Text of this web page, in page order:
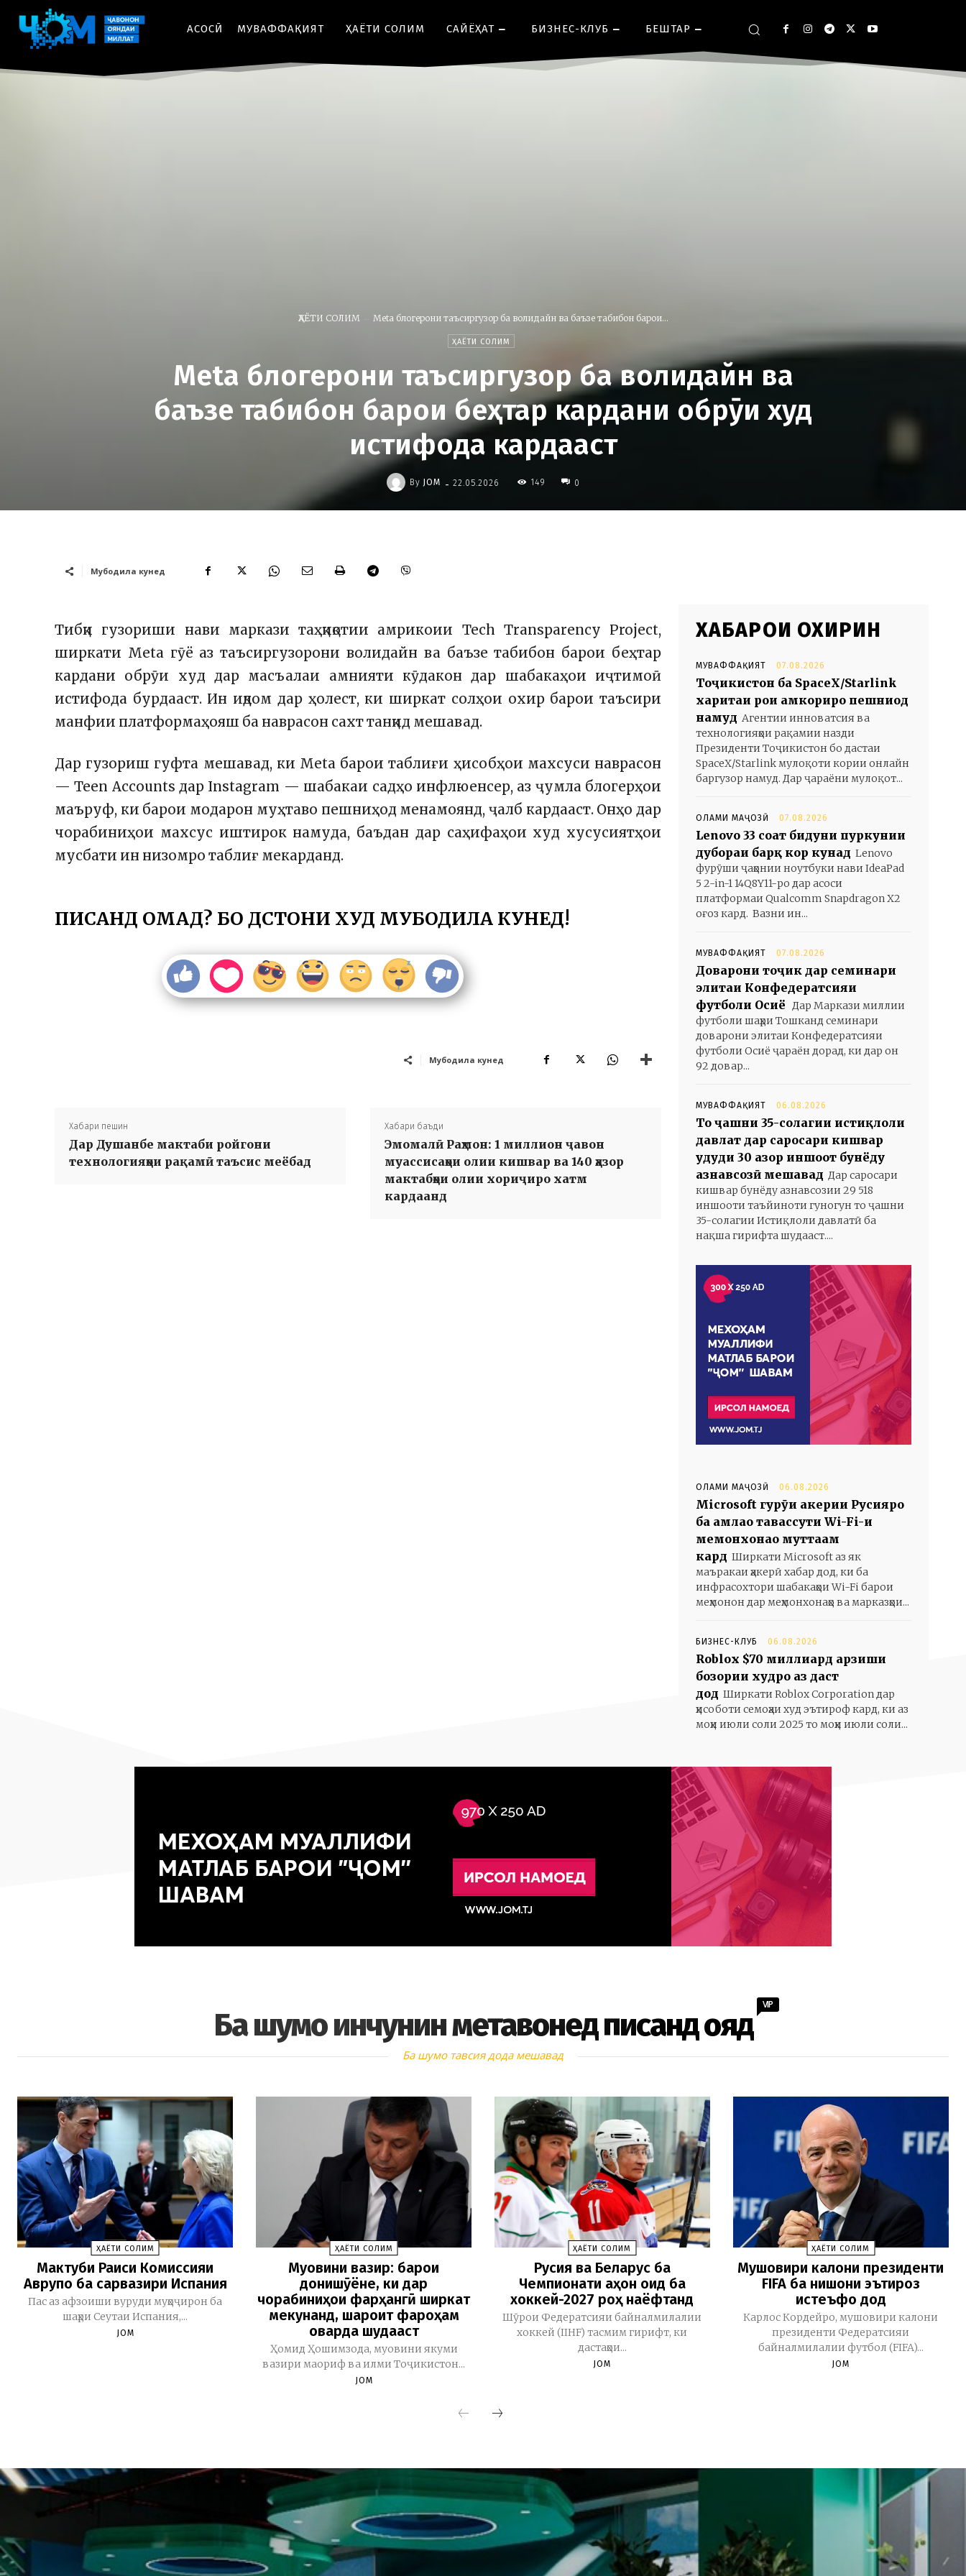
АСОСӢ МУВАФФАҚИЯТ ҲАЁТИ СОЛИМ CАЙЁҲАТ БИЗНЕС-КЛУБ БЕШТАР
ҲАЁТИ СОЛИМ Meta блогерони таъсиргузор ба волидайн ва баъзе табибон барои...
ҲАЁТИ СОЛИМ
Meta блогерони таъсиргузор ба волидайн ва
баъзе табибон барои беҳтар кардани обрӯи худ
истифода кардааст
By JOM - 22.05.2026 149 0
Мубодила кунед
Тибқи гузориши нави маркази таҳқиқотии амрикоии Tech Transparency Project,
ширкати Meta гӯё аз таъсиргузорони волидайн ва баъзе табибон барои беҳтар
кардани обрӯи худ дар масъалаи амнияти кӯдакон дар шабакаҳои иҷтимоӣ
истифода бурдааст. Ин иқдом дар ҳолест, ки ширкат солҳои охир барои таъсири
манфии платформаҳояш ба наврасон сахт танқид мешавад.
Дар гузориш гуфта мешавад, ки Meta барои таблиғи ҳисобҳои махсуси наврасон
— Teen Accounts дар Instagram — шабакаи садҳо инфлюенсер, аз ҷумла блогерҳои
маъруф, ки барои модарон муҳтаво пешниҳод менамоянд, ҷалб кардааст. Онҳо дар
чорабиниҳои махсус иштирок намуда, баъдан дар саҳифаҳои худ хусусиятҳои
мусбати ин низомро таблиғ мекарданд.
ПИСАНД ОМАД? БО ДӮСТОНИ ХУД МУБОДИЛА КУНЕД!
Мубодила кунед
Хабари пешин
Дар Душанбе мактаби ройгони
технологияҳои рақамӣ таъсис меёбад
Хабари баъди
Эмомалӣ Раҳмон: 1 миллион ҷавон
муассисаҳои олии кишвар ва 140 ҳазор
мактабҳои олии хориҷиро хатм
кардаанд
ХАБАРҲОИ ОХИРИН
МУВАФФАҚИЯТ 07.08.2026
Тоҷикистон ба SpaceX/Starlink
харитаи роҳи ҳамкориро пешниҳод
намуд Агентии инноватсия ва
технологияҳои рақамии назди
Президенти Тоҷикистон бо дастаи
SpaceX/Starlink мулоқоти кории онлайн
баргузор намуд. Дар ҷараёни мулоқот...
ОЛАМИ МАҶОЗӢ 07.08.2026
Lenovo 33 соат бидуни пуркунии
дубораи барқ кор кунад Lenovo
фурӯши ҷаҳонии ноутбуки нави IdeaPad
5 2-in-1 14Q8Y11-ро дар асоси
платформаи Qualcomm Snapdragon X2
оғоз кард. Вазни ин...
МУВАФФАҚИЯТ 07.08.2026
Доварони тоҷик дар семинари
элитаи Конфедератсияи
футболи Осиё Дар Маркази миллии
футболи шаҳри Тошканд семинари
доварони элитаи Конфедератсияи
футболи Осиё ҷараён дорад, ки дар он
92 довар...
МУВАФФАҚИЯТ 06.08.2026
То ҷашни 35-солагии истиқлоли
давлат дар саросари кишвар
ҳудуди 30 ҳазор иншоот бунёду
азнавсозӣ мешавад Дар саросари
кишвар бунёду азнавсозии 29 518
иншооти таъйиноти гуногун то ҷашни
35-солагии Истиқлоли давлатӣ ба
нақша гирифта шудааст....
ОЛАМИ МАҶОЗӢ 06.08.2026
Microsoft гурӯҳи ҳакерии Русияро
ба ҳамлаҳо тавассути Wi-Fi-и
меҳмонхонаҳо муттаҳам
кард Ширкати Microsoft аз як
маъракаи ҳакерӣ хабар дод, ки ба
инфрасохтори шабакаҳои Wi-Fi барои
меҳмонон дар меҳмонхонаҳо ва марказҳои...
БИЗНЕС-КЛУБ 06.08.2026
Roblox $70 миллиард арзиши
бозории худро аз даст
дод Ширкати Roblox Corporation дар
ҳисоботи семоҳаи худ эътироф кард, ки аз
моҳи июли соли 2025 то моҳи июли соли...
Ба шумо инчунин метавонед писанд ояд
VIP
Ба шумо тавсия дода мешавад
ҲАЁТИ СОЛИМ
Мактуби Раиси Комиссияи
Аврупо ба сарвазири Испания
Пас аз афзоиши вуруди муҳоҷирон ба
шаҳри Сеутаи Испания,...
JOM
ҲАЁТИ СОЛИМ
Муовини вазир: барои
донишҷӯёне, ки дар
чорабиниҳои фарҳангӣ ширкат
мекунанд, шароит фароҳам
оварда шудааст
Ҳомид Ҳошимзода, муовини якуми
вазири маориф ва илми Тоҷикистон...
JOM
ҲАЁТИ СОЛИМ
Русия ва Беларус ба
Чемпионати ҷаҳон оид ба
хоккей-2027 роҳ наёфтанд
Шӯрои Федератсияи байналмилалии
хоккей (IIHF) тасмим гирифт, ки
дастаҳои...
JOM
ҲАЁТИ СОЛИМ
Мушовири калони президенти
FIFA ба нишони эътироз
истеъфо дод
Карлос Кордейро, мушовири калони
президенти Федератсияи
байналмилалии футбол (FIFA)...
JOM